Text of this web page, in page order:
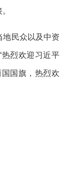
地民众以及中资
热烈欢迎习近平
国旗，热烈欢